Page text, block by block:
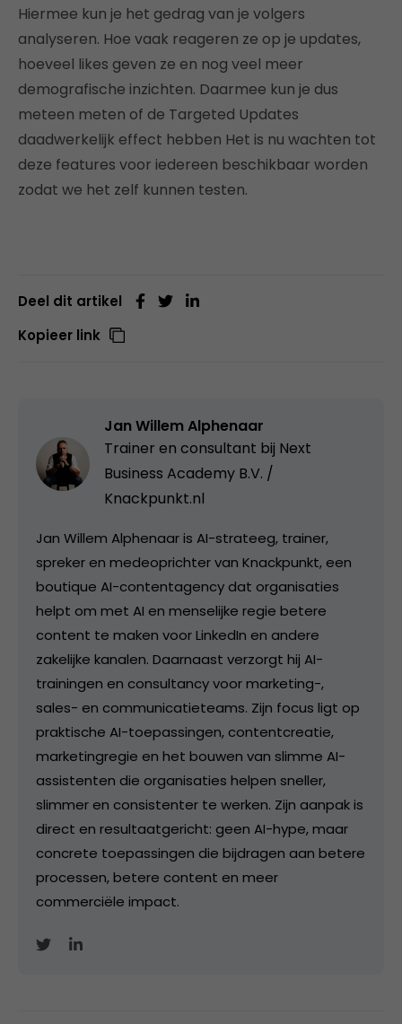
Hiermee kun je het gedrag van je volgers
analyseren. Hoe vaak reageren ze op je updates,
hoeveel likes geven ze en nog veel meer
demografische inzichten. Daarmee kun je dus
meteen meten of de Targeted Updates
daadwerkelijk effect hebben Het is nu wachten tot
deze features voor iedereen beschikbaar worden
zodat we het zelf kunnen testen.
Deel dit artikel
Kopieer link
Jan Willem Alphenaar
Trainer en consultant bij Next
Business Academy B.V. /
Knackpunkt.nl
Jan Willem Alphenaar is AI-strateeg, trainer,
spreker en medeoprichter van Knackpunkt, een
boutique AI-contentagency dat organisaties
helpt om met AI en menselijke regie betere
content te maken voor LinkedIn en andere
zakelijke kanalen. Daarnaast verzorgt hij AI-
trainingen en consultancy voor marketing-,
sales- en communicatieteams. Zijn focus ligt op
praktische AI-toepassingen, contentcreatie,
marketingregie en het bouwen van slimme AI-
assistenten die organisaties helpen sneller,
slimmer en consistenter te werken. Zijn aanpak is
direct en resultaatgericht: geen AI-hype, maar
concrete toepassingen die bijdragen aan betere
processen, betere content en meer
commerciële impact.